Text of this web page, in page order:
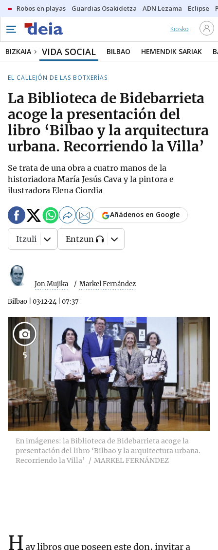
Robos en playas Guardias Osakidetza ADN Lezama Eclipse
Kiosko
BIZKAIA VIDA SOCIAL BILBAO HEMENDIK SARIAK
EL CALLEJÓN DE LAS BOTXERÍAS
La Biblioteca de Bidebarrieta
acoge la presentación del
libro ‘Bilbao y la arquitectura
urbana. Recorriendo la Villa’
Se trata de una obra a cuatro manos de la
historiadora María Jesús Cava y la pintora e
ilustradora Elena Ciordia
Jon Mujika Markel Fernández
Bilbao 03·12·24 07:37
Añádenos en Google
Itzuli Entzun
5
En imágenes: la Biblioteca de Bidebarrieta acoge la
presentación del libro ‘Bilbao y la arquitectura urbana.
Recorriendo la Villa’
MARKEL FERNÁNDEZ
H ay libros que poseen este don, invitar a